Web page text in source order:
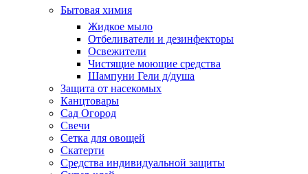
Бытовая химия
Жидкое мыло
Отбеливатели и дезинфекторы
Освежители
Чистящие моющие средства
Шампуни Гели д/душа
Защита от насекомых
Канцтовары
Сад Огород
Свечи
Сетка для овощей
Скатерти
Средства индивидуальной защиты